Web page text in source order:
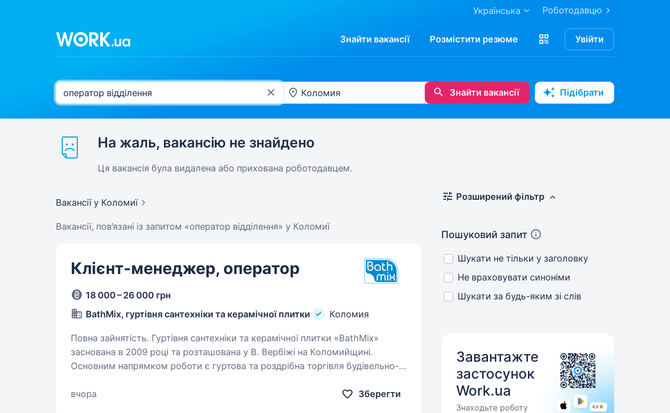
Роботодавцю
Українська
Знайти вакансії Розмістити резюме Увійти
Знайти вакансії Підібрати
На жаль, вакансію не знайдено
Ця вакансія була видалена або прихована роботодавцем.
Вакансіїу Коломиї
Вакансії, пов’язані із запитом «оператор відділення» у Коломиї
Клієнт-менеджер, оператор
18 000 – 26 000 грн
BathMix, гуртівня сантехніки та керамічної плитки
Коломия
Повна зайнятість. Гуртівня сантехніки та керамічної плитки «BathMix»
заснована в 2009 році та розташована у В. Вербіжі на Коломийщині.
Основним напрямком роботи є гуртова та роздрібна торгівля будівельно-
вчора
Зберегти
Розширений фільтр
Пошуковий запит
Шукати не тільки у заголовку
Не враховувати синоніми
Шукати за будь-яким зі слів
Завантажте
застосунок
Work.ua
Знаходьте роботу